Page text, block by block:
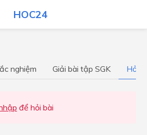
HOC24
nghiệm Giải bài tập SGK Hỏi
để hỏi bài